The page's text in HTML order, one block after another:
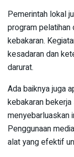
Pemerintah lokal
program pelatihan
kebakaran.
kesadaran dan
darurat.
Ada baiknya juga
kebakaran
menyebarluaskan
Penggunaan
alat yang efektif